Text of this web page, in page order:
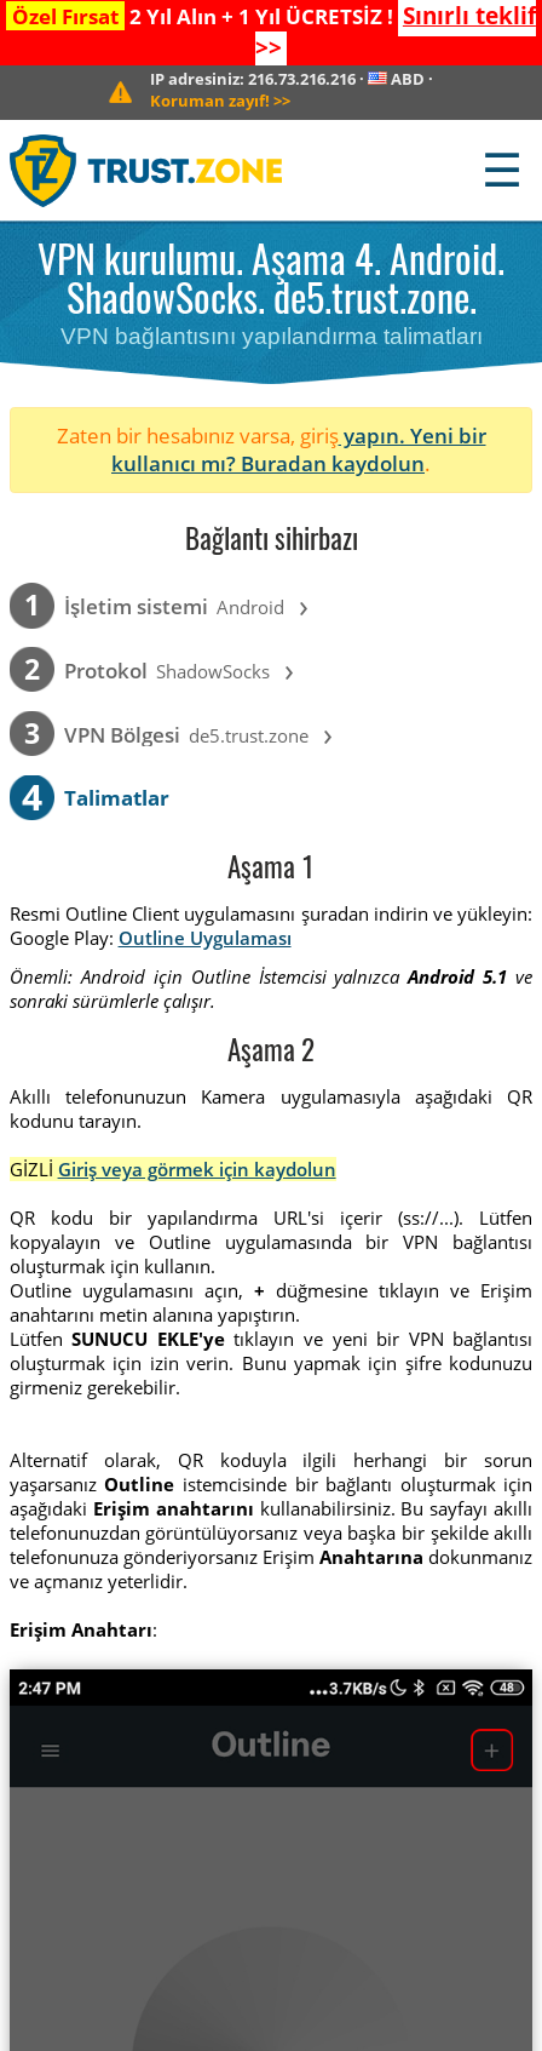
Özel Fırsat 2 Yıl Alın + 1 Yıl ÜCRETSİZ ! Sınırlı teklif
>>
IP adresiniz:216.73.216.216 · ABD ·
Koruman zayıf! >>
☰
VPN kurulumu. Aşama 4. Android.
ShadowSocks. de5.trust.zone.
VPN bağlantısını yapılandırma talimatları
Zaten bir hesabınız varsa, girişyapın. Yeni bir
kullanıcı mı? Buradan kaydolun.
Bağlantı sihirbazı
1 İşletim sistemi Android ›
2 Protokol ShadowSocks ›
3 VPN Bölgesi de5.trust.zone ›
4 Talimatlar
Aşama 1
Resmi Outline Client uygulamasını şuradan indirin ve yükleyin:
Google Play: Outline Uygulaması
Önemli: Android için Outline İstemcisi yalnızcaAndroid 5.1 ve
sonraki sürümlerle çalışır.
Aşama 2
Akıllı telefonunuzun Kamera uygulamasıyla aşağıdaki QR
kodunu tarayın.
GİZLİ Giriş veya görmek için kaydolun
QR kodu bir yapılandırma URL'si içerir (ss://...). Lütfen
kopyalayın ve Outline uygulamasında bir VPN bağlantısı
oluşturmak için kullanın.
Outline uygulamasını açın, + düğmesine tıklayın ve Erişim
anahtarını metin alanına yapıştırın.
LütfenSUNUCU EKLE'yetıklayın ve yeni bir VPN bağlantısı
oluşturmak için izin verin. Bunu yapmak için şifre kodunuzu
girmeniz gerekebilir.
Alternatif olarak, QR koduyla ilgili herhangi bir sorun
yaşarsanızOutline istemcisinde bir bağlantı oluşturmak için
aşağıdaki Erişim anahtarını kullanabilirsiniz. Bu sayfayı akıllı
telefonunuzdan görüntülüyorsanız veya başka bir şekilde akıllı
telefonunuza gönderiyorsanız ErişimAnahtarına dokunmanız
ve açmanız yeterlidir.
Erişim Anahtarı: